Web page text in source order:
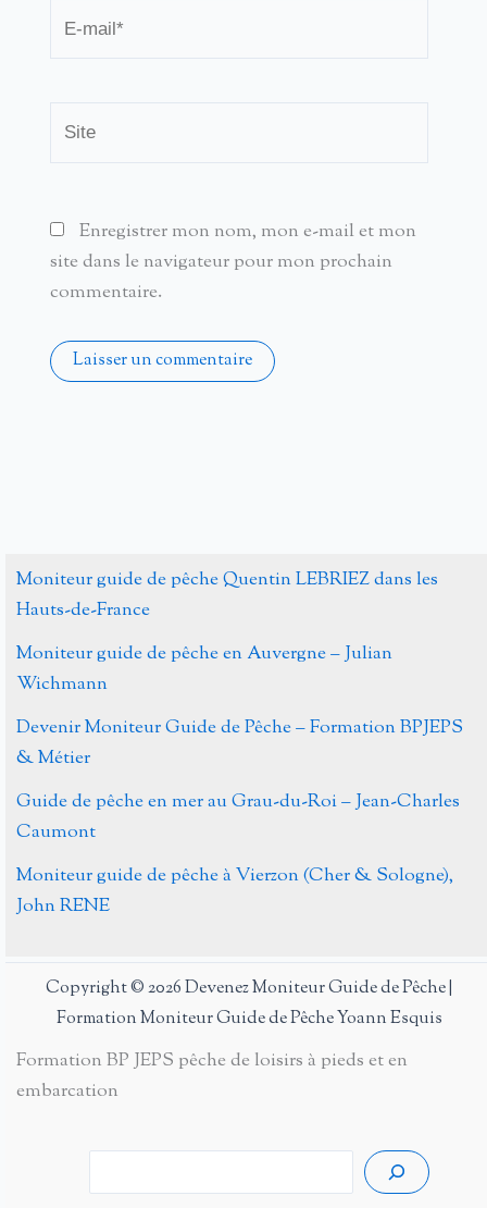
mail*
Enregistrer mon nom, mon e-mail et mon
site dans le navigateur pour mon prochain
commentaire.
Moniteur guide de pêche Quentin LEBRIEZ dans les
Hauts-de-France
Moniteur guide de pêche en Auvergne – Julian
Wichmann
Devenir Moniteur Guide de Pêche – Formation BPJEPS
& Métier
Guide de pêche en mer au Grau-du-Roi – Jean-Charles
Caumont
Moniteur guide de pêche à Vierzon (Cher & Sologne),
John RENE
Copyright © 2026 Devenez Moniteur Guide de Pêche |
Formation Moniteur Guide de Pêche Yoann Esquis
Formation BP JEPS pêche de loisirs à pieds et en
embarcation